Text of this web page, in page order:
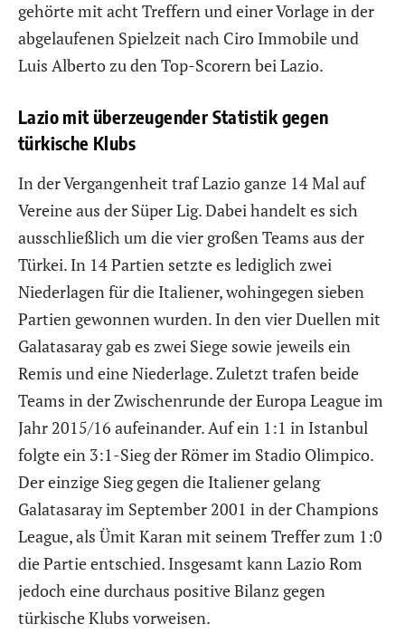
gehörte mit acht Treffern und einer Vorlage in der
abgelaufenen Spielzeit nach Ciro Immobile und
Luis Alberto zu den Top-Scorern bei Lazio.
Lazio mit überzeugender Statistik gegen
türkische Klubs
In der Vergangenheit traf Lazio ganze 14 Mal auf
Vereine aus der Süper Lig. Dabei handelt es sich
ausschließlich um die vier großen Teams aus der
Türkei. In 14 Partien setzte es lediglich zwei
Niederlagen für die Italiener, wohingegen sieben
Partien gewonnen wurden. In den vier Duellen mit
Galatasaray gab es zwei Siege sowie jeweils ein
Remis und eine Niederlage. Zuletzt trafen beide
Teams in der Zwischenrunde der Europa League im
Jahr 2015/16 aufeinander. Auf ein 1:1 in Istanbul
folgte ein 3:1-Sieg der Römer im Stadio Olimpico.
Der einzige Sieg gegen die Italiener gelang
Galatasaray im September 2001 in der Champions
League, als Ümit Karan mit seinem Treffer zum 1:0
die Partie entschied. Insgesamt kann Lazio Rom
jedoch eine durchaus positive Bilanz gegen
türkische Klubs vorweisen.